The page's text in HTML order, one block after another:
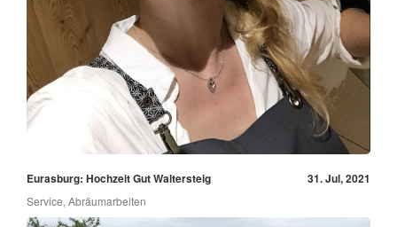
Eurasburg: Hochzeit Gut Waltersteig 31. Jul, 2021
Service, Abräumarbeiten